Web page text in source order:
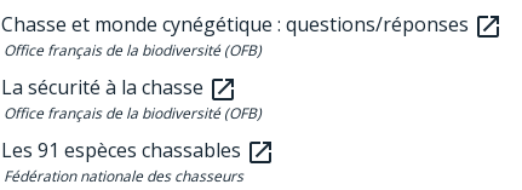
Chasse et monde cynégétique : questions/réponses open_in_new
Office français de la biodiversité (OFB)
La sécurité à la chasse open_in_new
Office français de la biodiversité (OFB)
Les 91 espèces chassables open_in_new
Fédération nationale des chasseurs